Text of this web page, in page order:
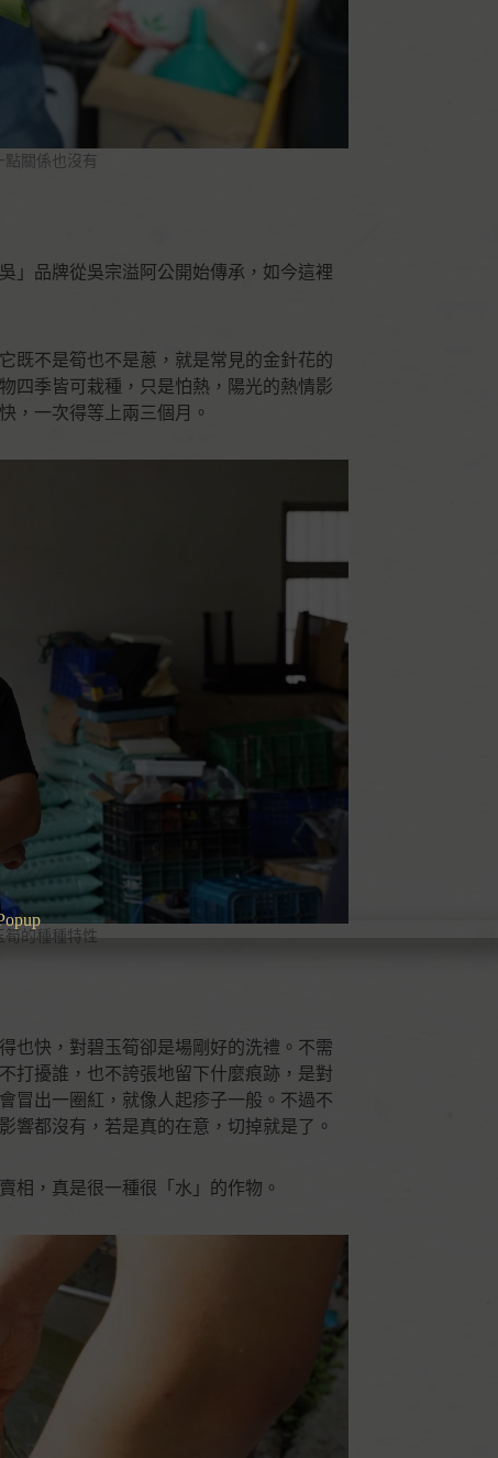
點關係也沒有
」品牌從吳宗溢阿公開始傳承，如今這裡
既不是筍也不是蔥，就是常見的金針花的
四季皆可栽種，只是怕熱，陽光的熱情影
，一次得等上兩三個月。
筍的種種特性
也快，對碧玉筍卻是場剛好的洗禮。不需
打擾誰，也不誇張地留下什麼痕跡，是對
冒出一圈紅，就像人起疹子一般。不過不
響都沒有，若是真的在意，切掉就是了。
相，真是很一種很「水」的作物。